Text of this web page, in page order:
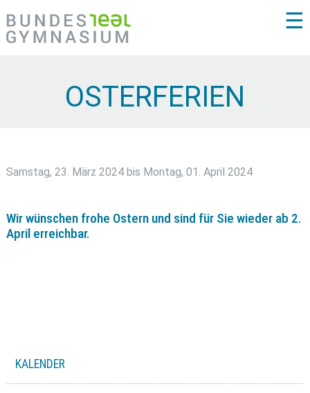
☰
OSTERFERIEN
Samstag, 23. März 2024 bis Montag, 01. April 2024
Wir wünschen frohe Ostern und sind für Sie wieder ab 2.
April erreichbar.
KALENDER